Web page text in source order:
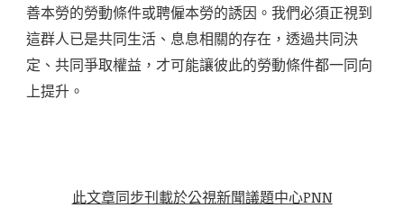
善本勞的勞動條件或聘僱本勞的誘因。我們必須正視到
這群人已是共同生活、息息相關的存在，透過共同決
定、共同爭取權益，才可能讓彼此的勞動條件都一同向
上提升。
此文章同步刊載於公視新聞議題中心PNN